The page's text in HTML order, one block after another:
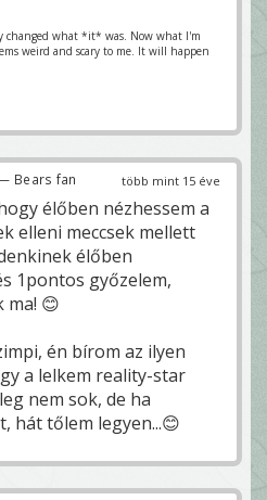
what *it* was. Now what I'm
weird and scary to me. It will happen
több mint 15 éve
Bears fan
élőben nézhessem a
elleni meccsek mellett
élőben
1pontos győzelem,
ma! 😊
én bírom az ilyen
a lelkem reality-star
nem sok, de ha
hát tőlem legyen...😊